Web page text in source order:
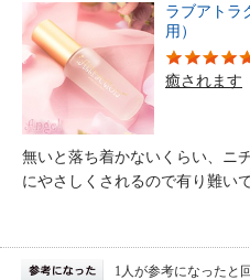
ラブアトラ
用）
癒されます
無いと落ち着かないくらい、ニ
にやさしくされるので有り難い
1人が参考になったと